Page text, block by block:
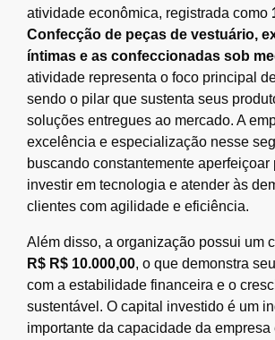
atividade econômica, registrada como
Confecção de peças de vestuário,
íntimas e as confeccionadas sob
atividade representa o foco principal
sendo o pilar que sustenta seus
soluções entregues ao mercado. A
excelência e especialização nesse
buscando constantemente aperfeiçoar
investir em tecnologia e atender às
clientes com agilidade e eficiência.
Além disso, a organização possui um
R$ R$ 10.000,00, o que demonstra
com a estabilidade financeira e o
sustentável. O capital investido é um
importante da capacidade da empresa